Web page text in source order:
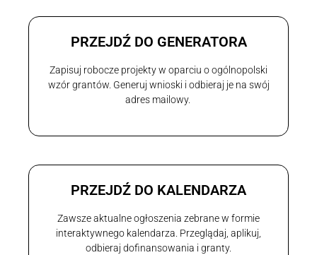
PRZEJDŹ DO GENERATORA
Zapisuj robocze projekty w oparciu o ogólnopolski
wzór grantów. Generuj wnioski i odbieraj je na swój
adres mailowy.
PRZEJDŹ DO KALENDARZA
Zawsze aktualne ogłoszenia zebrane w formie
interaktywnego kalendarza. Przeglądaj, aplikuj,
odbieraj dofinansowania i granty.